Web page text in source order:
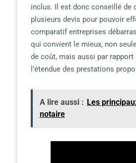
inclus. Il est donc conseillé de
plusieurs devis pour pouvoir
comparatif entreprises
qui convient le mieux, non
de coût, mais aussi par rapport
l’étendue des prestations
A lire aussi : Les
notaire